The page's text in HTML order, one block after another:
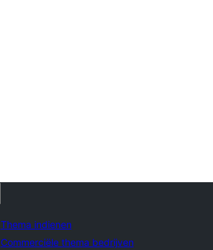
Thema indienen
Commerciële thema bedrijven